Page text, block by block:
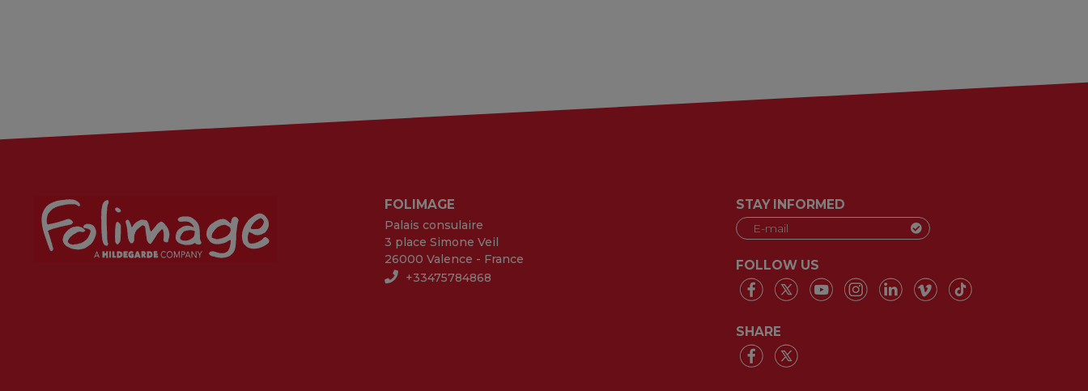
FOLIMAGE
Palais consulaire
3 place Simone Veil
26000 Valence - France
+33475784868
STAY INFORMED
FOLLOW US
SHARE